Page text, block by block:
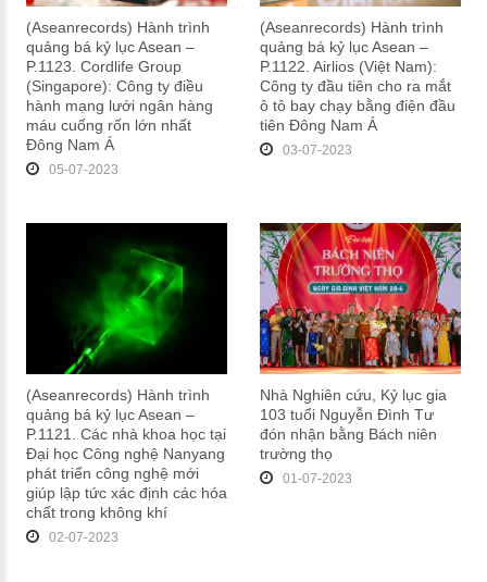
(Aseanrecords) Hành trình
quảng bá kỷ lục Asean –
P.1123. Cordlife Group
(Singapore): Công ty điều
hành mạng lưới ngân hàng
máu cuống rốn lớn nhất
Đông Nam Á
05-07-2023
(Aseanrecords) Hành trình
quảng bá kỷ lục Asean –
P.1122. Airlios (Việt Nam):
Công ty đầu tiên cho ra mắt
ô tô bay chạy bằng điện đầu
tiên Đông Nam Á
03-07-2023
(Aseanrecords) Hành trình
quảng bá kỷ lục Asean –
P.1121. Các nhà khoa học tại
Đại học Công nghệ Nanyang
phát triển công nghệ mới
giúp lập tức xác định các hóa
chất trong không khí
02-07-2023
Nhà Nghiên cứu, Kỷ lục gia
103 tuổi Nguyễn Đình Tư
đón nhận bằng Bách niên
trường thọ
01-07-2023